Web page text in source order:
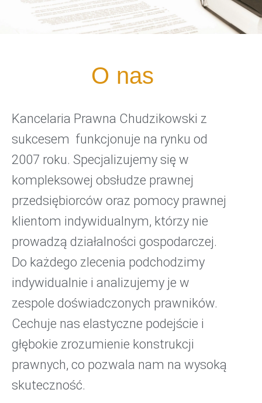
O nas
Kancelaria Prawna Chudzikowski z
sukcesem funkcjonuje na rynku od
2007 roku. Specjalizujemy się w
kompleksowej obsłudze prawnej
przedsiębiorców oraz pomocy prawnej
klientom indywidualnym, którzy nie
prowadzą działalności gospodarczej.
Do każdego zlecenia podchodzimy
indywidualnie i analizujemy je w
zespole doświadczonych prawników.
Cechuje nas elastyczne podejście i
głębokie zrozumienie konstrukcji
prawnych, co pozwala nam na wysoką
skuteczność.